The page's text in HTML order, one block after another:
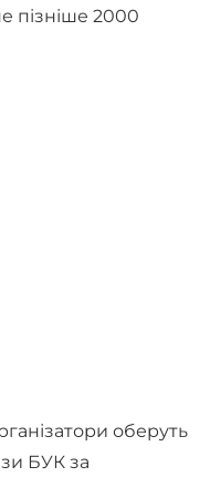
пізніше 2000
оберуть
БУК за